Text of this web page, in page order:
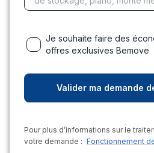
Je souhaite faire des
offres exclusives Bemove
Pour plus d’informations sur le
votre demande : Fonctionnement